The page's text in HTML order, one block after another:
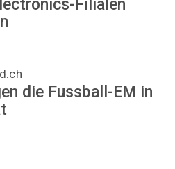
Filialen
die Fussball-EM in